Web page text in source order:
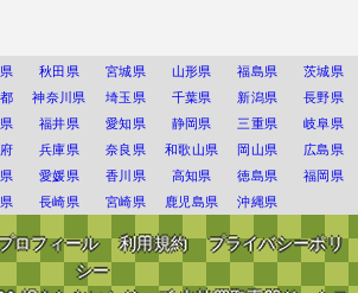
秋田県 宮城県 山形県 福島県
茨城県
神奈川県 埼玉県 千葉県 新潟県
長野県
福井県 愛知県 静岡県 三重県
岐阜県
兵庫県 奈良県 和歌山県 岡山県
広島県
愛媛県 香川県 高知県 徳島県
福岡県
長崎県 宮崎県 鹿児島県 沖縄県
ロフィール 利用規約
プライバシーポリ
シー